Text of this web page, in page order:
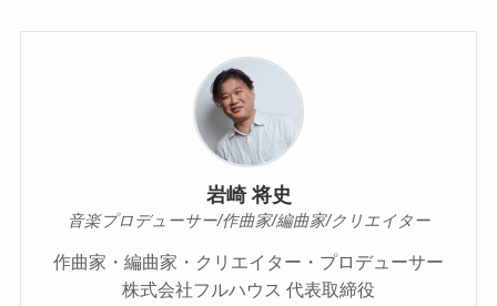
岩崎 将史
音楽プロデューサー/作曲家/編曲家/クリエイター
作曲家・編曲家・クリエイター・プロデューサー
株式会社フルハウス 代表取締役